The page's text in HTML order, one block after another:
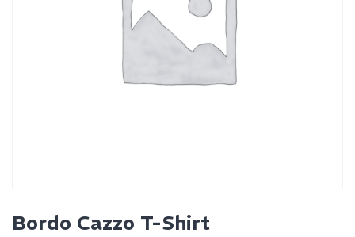
Bordo Cazzo T-Shirt